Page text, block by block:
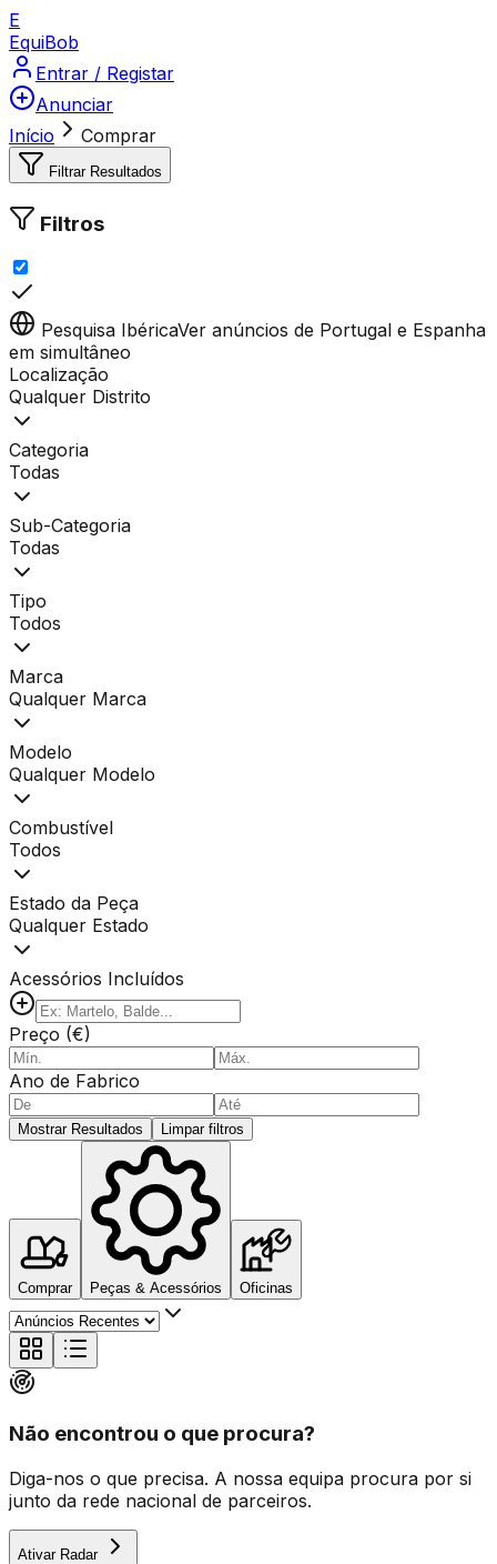
E
EquiBob
Entrar / Registar
Anunciar
Início
Comprar
Filtrar Resultados
Filtros
Pesquisa IbéricaVer anúncios de Portugal e Espanha
em simultâneo
Localização
Qualquer Distrito
Categoria
Todas
Sub-Categoria
Todas
Tipo
Todos
Marca
Qualquer Marca
Modelo
Qualquer Modelo
Combustível
Todos
Estado da Peça
Qualquer Estado
Acessórios Incluídos
Preço (€)
Ano de Fabrico
Mostrar Resultados Limpar filtros
Comprar Peças & Acessórios Oficinas
Não encontrou o que procura?
Diga-nos o que precisa. A nossa equipa procura por si
junto da rede nacional de parceiros.
Ativar Radar